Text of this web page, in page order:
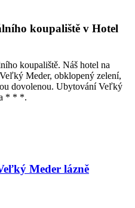
koupaliště v Hotel
koupaliště. Náš hotel na
Meder, obklopený zelení,
dovolenou. Ubytování Veľký
* * *.
Meder lázně